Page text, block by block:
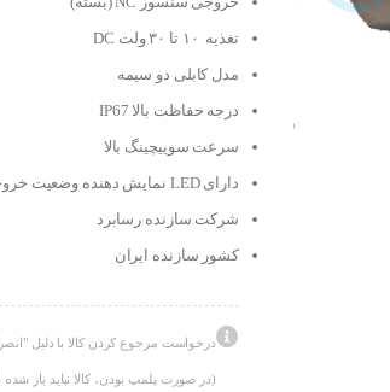
تغذیه ۱۰ تا ۳۰ ولت DC
مدل کابلی دو سیمه
درجه حفاظت بالا IP67
سرعت سوییچینگ بالا
دارای LED نمایش دهنده وضعیت خروجی
شرکت سازنده رسابرد
کشور سازنده ایران
درخواست مرجوع کردن کالا با دلیل
(در صورت پلمپ بودن، کالا نباید باز شده